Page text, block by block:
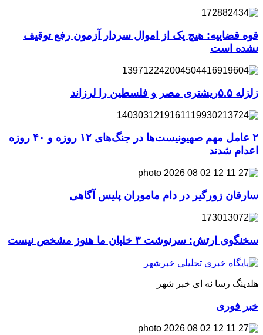
قوه قضاییه: هیچ یک از اموال سردار آزمون رفع توقیف
نشده است
زلزله ۵.۵ریشتری مصر و فلسطین را لرزاند
۲ عامل مهم صهیونیست‌ها در جنگ‌های ۱۲ روزه و ۴۰ روزه
اعدام شدند
سارقان زورگیر در دام ماموران پلیس آگاهی
سخنگوی ارتش: سرنوشت ۳ خلبان ما هنوز مشخص نیست
هلدینگ رسا نه ای خبر شهر
خبر فوری